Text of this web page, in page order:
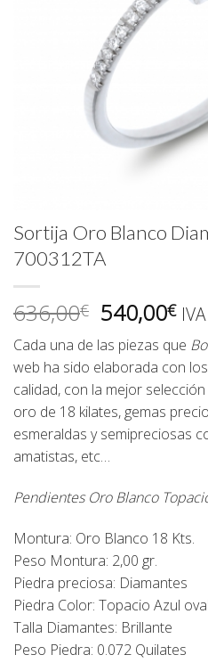
Sortija Oro Blanco
700312TA
636,00€ El
precio
original
era:
636,00€.
540,00€El
es:
Cada una de las piezas que
web ha sido elaborada con
calidad, con la mejor
oro de 18 kilates, gemas
esmeraldas y semipreciosas
amatistas, etc…
Pendientes Oro Blanco
Montura: Oro Blanco 18 Kts.
Peso Montura: 2,00 gr.
Piedra preciosa: Diamantes
Piedra Color: Topacio Azul
Talla Diamantes: Brillante
Peso Piedra: 0.072 Quilates